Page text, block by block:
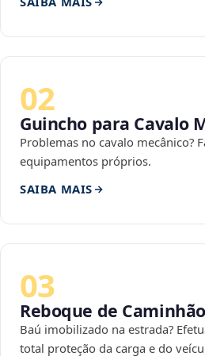
02
Guincho para Cavalo
Problemas no cavalo mecânico?
equipamentos próprios.
SAIBA MAIS
03
Reboque de
Baú imobilizado na estrada?
total proteção da carga e do